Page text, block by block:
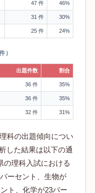
47 件 46%
31 件 30%
25 件 24%
）
出題件数 割合
36 件 35%
36 件 35%
32 件 31%
科の出題傾向につい
した結果は以下の通
の理科入試における
ーセント、生物が
ト、化学が23パー